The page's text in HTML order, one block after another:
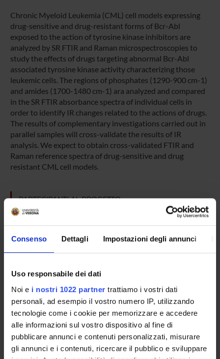
Consenso Dettagli Impostazioni degli annunci
Uso responsabile dei dati
Noi e i nostri 1022 partner trattiamo i vostri dati
personali, ad esempio il vostro numero IP, utilizzando
tecnologie come i cookie per memorizzare e accedere
alle informazioni sul vostro dispositivo al fine di
pubblicare annunci e contenuti personalizzati, misurare
gli annunci e i contenuti, ricercare il pubblico e sviluppare
Chronic Myeloid Leukemia (CML) cell models expressing
drug-sensitive and drug-resistant forms of Bcr-Abl
exposed to the action of tyrosine kinase inhibitors are
analyzed by SR FTIR and Raman microspectroscopies to
study the effects of drugs targeting abnormal Bcr-Abl
associated tyrosine kinase activity characterizing those
leukemic cells. The regions of phosphates (1290-900 cm-1)
and amides (1700-1480 cm-1) ara analyzed and compared
in the SR FTIR absorbance spectra of individual cells in
order to identify IR changes related to the actions of drugs.
The results of complementary investigations carried out in
parallel samples will cross-validate the results of IR
analysis. We expect to obtain cross-validated FTIR and
Raman reference spectra of drug-sensitive and drug
resistant CML cell models.
PARTECIPANTI AL PROGETTO
Giuseppe Bellisola
Elisabetta Moratti
Giovannino Silvestri
Claudio Sorio
Marzia Vezzalini